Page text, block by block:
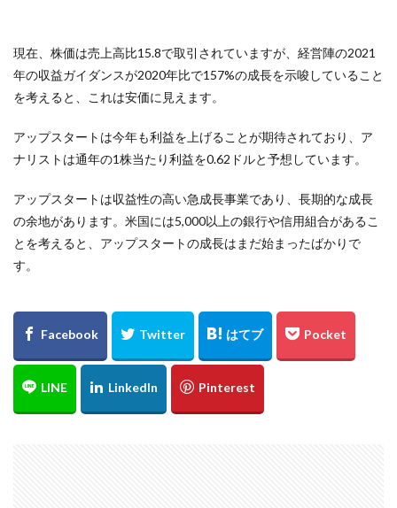
現在、株価は売上高比15.8で取引されていますが、経営陣の2021
年の収益ガイダンスが2020年比で157%の成長を示唆していること
を考えると、これは安価に見えます。
アップスタートは今年も利益を上げることが期待されており、ア
ナリストは通年の1株当たり利益を0.62ドルと予想しています。
アップスタートは収益性の高い急成長事業であり、長期的な成長
の余地があります。米国には5,000以上の銀行や信用組合があるこ
とを考えると、アップスタートの成長はまだ始まったばかりで
す。